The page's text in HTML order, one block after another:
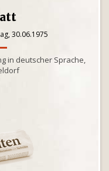
30.06.1975
in deutscher Sprache,